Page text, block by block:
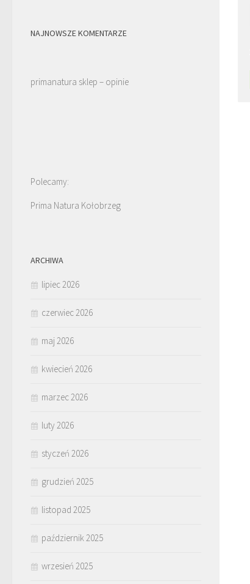
NAJNOWSZE KOMENTARZE
primanatura sklep – opinie
Polecamy:
Prima Natura Kołobrzeg
ARCHIWA
lipiec 2026
czerwiec 2026
maj 2026
kwiecień 2026
marzec 2026
luty 2026
styczeń 2026
grudzień 2025
listopad 2025
październik 2025
wrzesień 2025